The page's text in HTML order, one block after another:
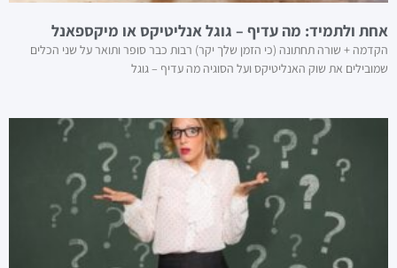
אחת ולתמיד: מה עדיף – גוגל אנליטיקס או מיקספאנל
הקדמה + שורה תחתונה (כי הזמן שלך יקר) רבות כבר סופר ותואר על שני הכלים
שמובילים את שוק האנליטיקס ועל הסוגיה מה עדיף – גוגל